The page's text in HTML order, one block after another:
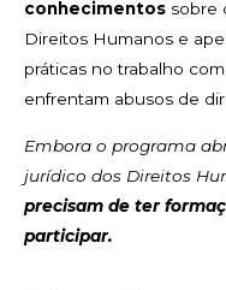
conhecimentos sobre
Direitos Humanos e
práticas no trabalho
enfrentam abusos de
Embora o programa
jurídico dos Direitos
precisam de ter
participar.